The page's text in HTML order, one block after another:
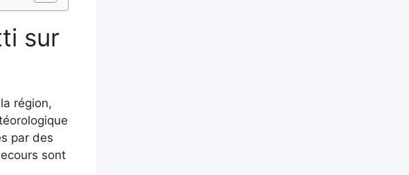
sur
région,
par des
sont